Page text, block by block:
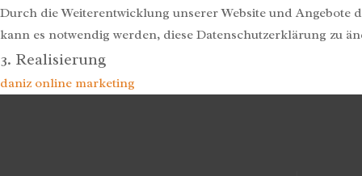
Durch die Weiterentwicklung unserer Website und
kann es notwendig werden, diese Datenschutzerklärung zu
3. Realisierung
daniz online marketing